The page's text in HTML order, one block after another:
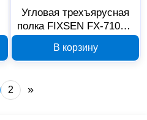
Угловая трехъярусная
полка FIXSEN FX-710W-
В корзину
2 »